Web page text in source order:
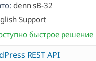
dennisB-32
Support
быстрое решение
REST API